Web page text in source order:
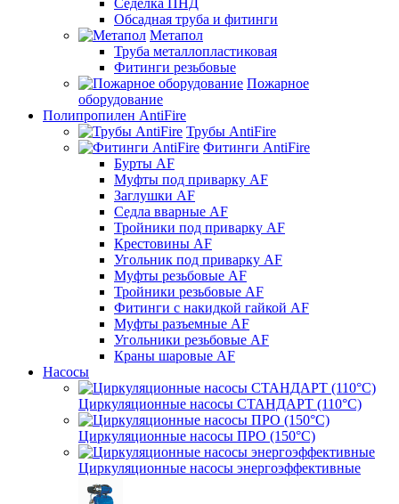
Обсадная труба и фитинги
Метапол
Труба металлопластиковая
Фитинги резьбовые
Пожарное
оборудование
Полипропилен AntiFire
Трубы AntiFire
Фитинги AntiFire
Бурты AF
Муфты под приварку AF
Заглушки AF
Седла вварные AF
Тройники под приварку AF
Крестовины AF
Угольник под приварку AF
Муфты резьбовые AF
Тройники резьбовые AF
Фитинги с накидкой гайкой AF
Муфты разъемные AF
Угольники резьбовые AF
Краны шаровые AF
Насосы
Циркуляционные насосы СТАНДАРТ (110°C)
Циркуляционные насосы ПРО (150°C)
Циркуляционные насосы энергоэффективные